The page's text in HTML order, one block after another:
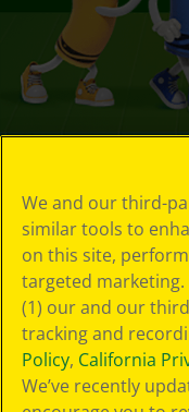
© 2024 Crayola® All
We and our third-
similar tools to
on this site,
targeted marketing.
(1) our and our
tracking and
Policy, California
We’ve recently